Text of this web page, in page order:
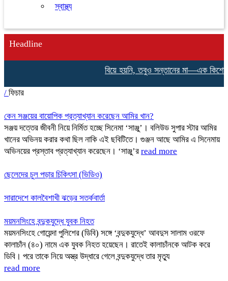
স্বাস্থ্য
Headline
বিয়ে হয়নি, তবুও সন্তানের মা—এক কিশোরীর
/ ফিচার
কেন সঞ্জয়ের বায়োপিক প্রত্যাখ্যান করেছেন আমির খান?
সঞ্জয় দত্তের জীবনী নিয়ে নির্মিত হচ্ছে সিনেমা ‘সাঞ্জু’। বলিউড সুপার স্টার আমির
খানের অভিনয় করার কথা ছিল নাকি এই ছবিটিতে। গুঞ্জন আছে আমির এ সিনেমায়
অভিনয়ের প্রস্তাব প্রত্যাখ্যান করেছেন। ‘সাঞ্জু’র read more
ছেলেদের চুল পড়ার চিকিৎসা (ভিডিও)
সারাদেশে কালবৈশাখী ঝড়ের সতর্কবার্তা
ময়মনসিংহে বন্দুকযুদ্ধে যুবক নিহত
ময়মনসিংহে গোয়েন্দা পুলিশের (ডিবি) সঙ্গে ‘বন্দুকযুদ্ধে’ আবদুস সালাম ওরফে
কালাচাঁন (৪০) নামে এক যুবক নিহত হয়েছেন। রাতেই কালাচাঁনকে আটক করে
ডিবি। পরে তাকে নিয়ে অস্ত্র উদ্ধারে গেলে বন্দুকযুদ্ধে তার মৃত্যু
read more